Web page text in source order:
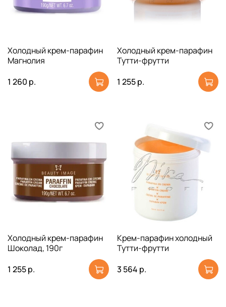
Холодный крем-парафин
Магнолия
1 260 р.
Холодный крем-парафин
Тутти-фрутти
1 255 р.
Холодный крем-парафин
Шоколад, 190г
1 255 р.
Крем-парафин холодный
Тутти-фрутти
3 564 р.